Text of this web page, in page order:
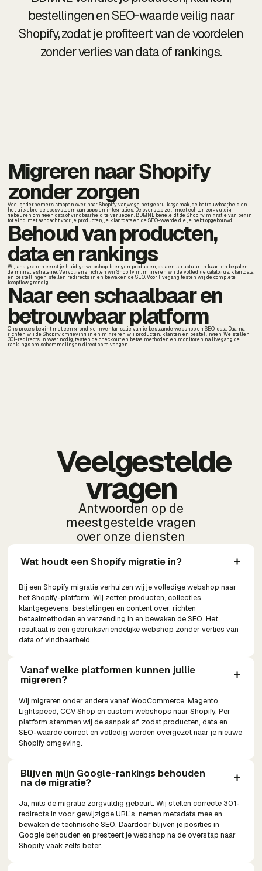
bestellingen en SEO-waarde veilig naar
Shopify, zodat je profiteert van de voordelen
zonder verlies van data of rankings.
Migreren naar Shopify
zonder zorgen
Veel ondernemers stappen over naar Shopify vanwege het gebruiksgemak, de betrouwbaarheid en
het uitgebreide ecosysteem aan apps en integraties. De overstap zelf moet echter zorgvuldig
gebeuren om geen data of vindbaarheid te verliezen. BDMNL begeleidt de Shopify migratie van begin
tot eind, met aandacht voor je producten, je klantdata en de SEO-waarde die je hebt opgebouwd.
Behoud van producten,
data en rankings
Wij analyseren eerst je huidige webshop, brengen producten, data en structuur in kaart en bepalen
de migratiestrategie. Vervolgens richten wij Shopify in, migreren wij de volledige catalogus, klantdata
en bestellingen, stellen redirects in en bewaken de SEO. Voor livegang testen wij de complete
koopflow grondig.
Naar een schaalbaar en
betrouwbaar platform
Ons proces begint met een grondige inventarisatie van je bestaande webshop en SEO-data. Daarna
richten wij de Shopify omgeving in en migreren wij producten, klanten en bestellingen. We stellen
301-redirects in waar nodig, testen de checkout en betaalmethoden en monitoren na livegang de
rankings om schommelingen direct op te vangen.
Veelgestelde
vragen
Antwoorden op de
meestgestelde vragen
over onze diensten
Wat houdt een Shopify migratie in?
Bij een Shopify migratie verhuizen wij je volledige webshop naar
het Shopify-platform. Wij zetten producten, collecties,
klantgegevens, bestellingen en content over, richten
betaalmethoden en verzending in en bewaken de SEO. Het
resultaat is een gebruiksvriendelijke webshop zonder verlies van
data of vindbaarheid.
Vanaf welke platformen kunnen jullie
migreren?
Wij migreren onder andere vanaf WooCommerce, Magento,
Lightspeed, CCV Shop en custom webshops naar Shopify. Per
platform stemmen wij de aanpak af, zodat producten, data en
SEO-waarde correct en volledig worden overgezet naar je nieuwe
Shopify omgeving.
Blijven mijn Google-rankings behouden
na de migratie?
Ja, mits de migratie zorgvuldig gebeurt. Wij stellen correcte 301-
redirects in voor gewijzigde URL's, nemen metadata mee en
bewaken de technische SEO. Daardoor blijven je posities in
Google behouden en presteert je webshop na de overstap naar
Shopify vaak zelfs beter.